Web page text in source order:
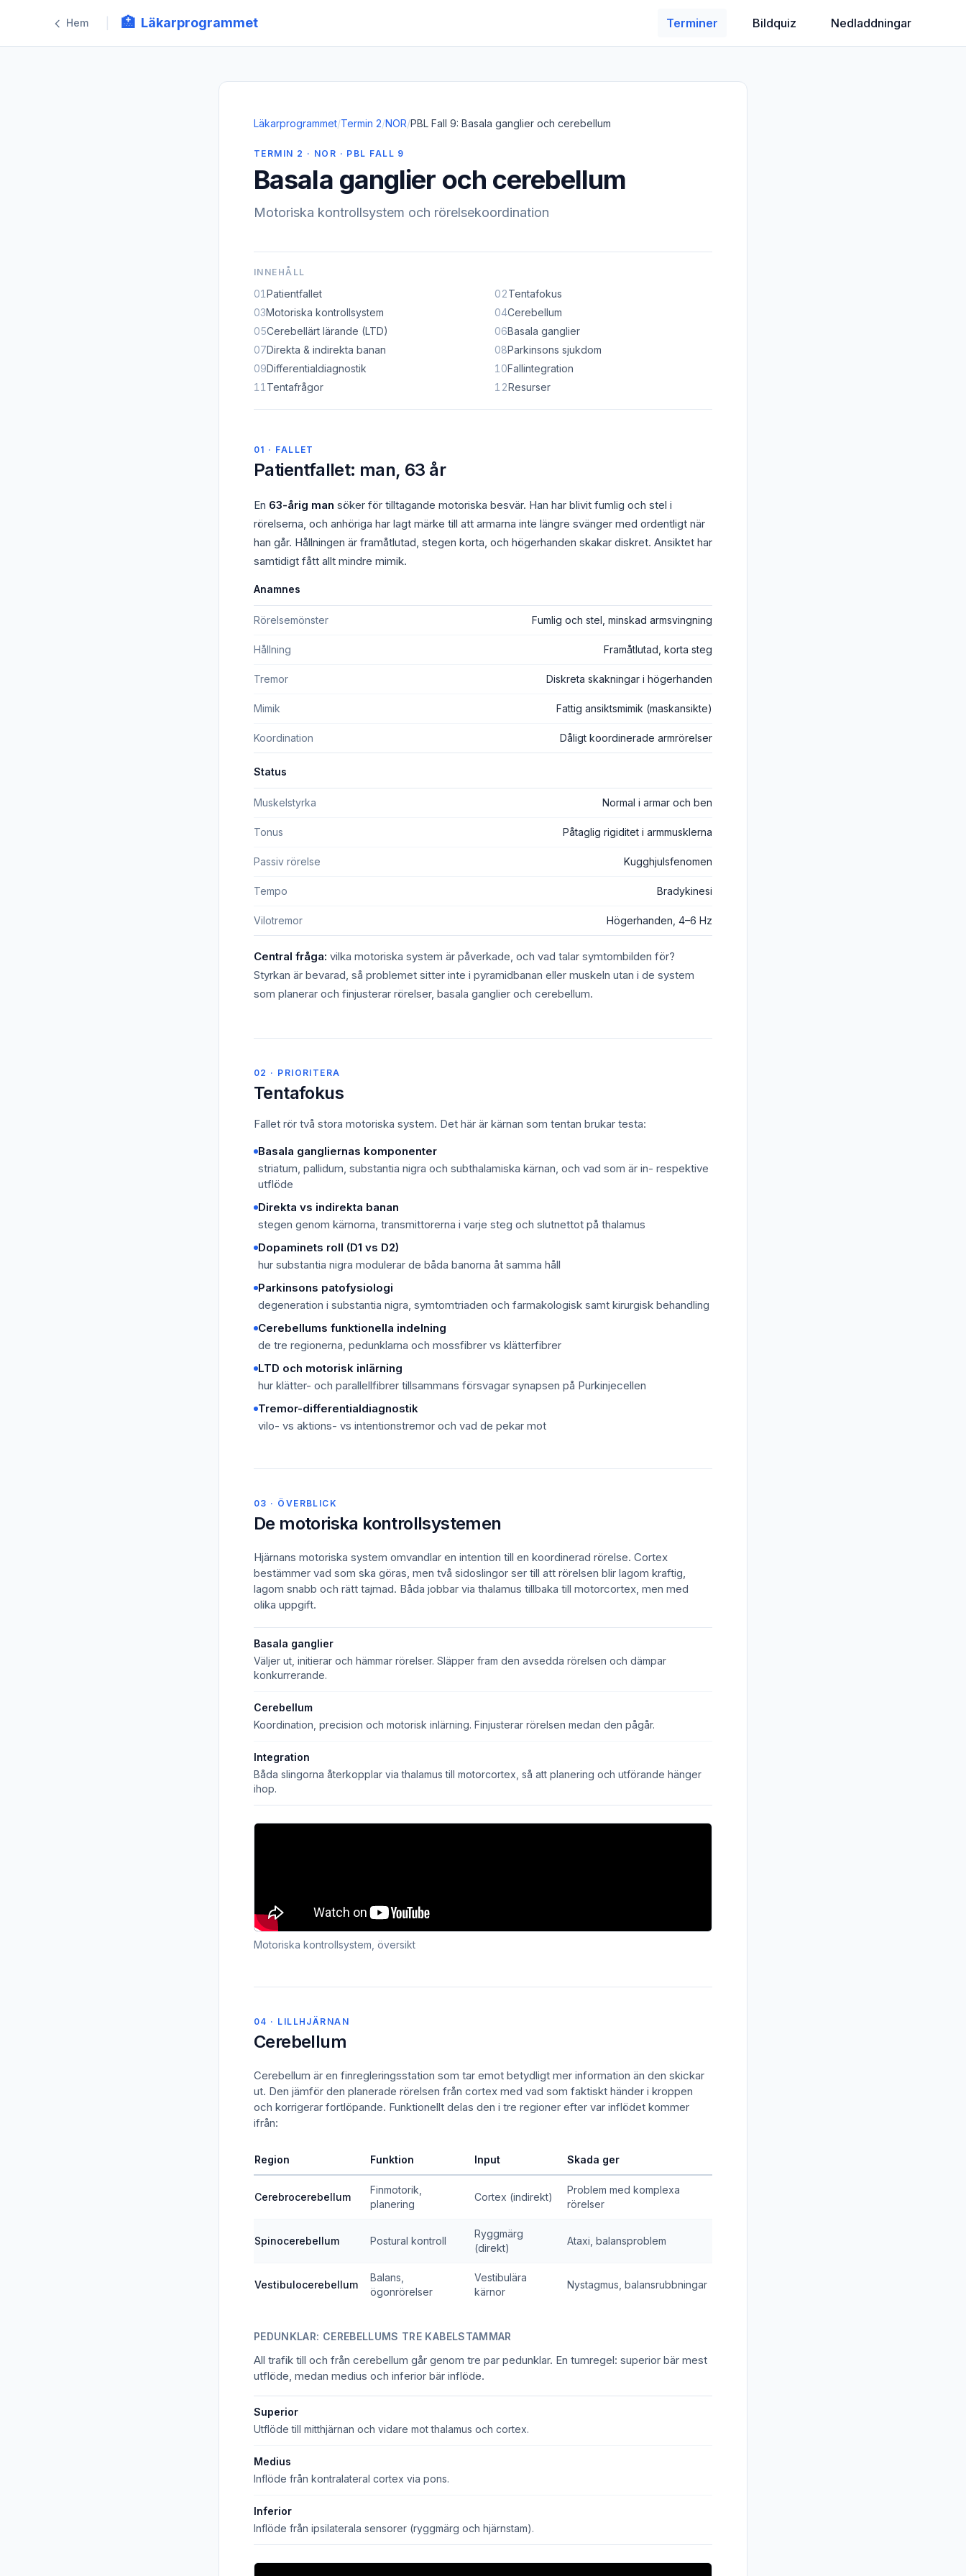
Hem 🏥 Läkarprogrammet Terminer Bildquiz Nedladdningar
Läkarprogrammet/Termin 2/NOR/PBL Fall 9: Basala ganglier och cerebellum
TERMIN 2 · NOR · PBL FALL 9
Basala ganglier och cerebellum
Motoriska kontrollsystem och rörelsekoordination
INNEHÅLL
01 Patientfallet 02Tentafokus
03Motoriska kontrollsystem 04Cerebellum
05Cerebellärt lärande (LTD) 06Basala ganglier
07Direkta & indirekta banan 08Parkinsons sjukdom
09Differentialdiagnostik 10Fallintegration
11 Tentafrågor 12Resurser
01 · FALLET
Patientfallet: man, 63 år
En 63-årig man söker för tilltagande motoriska besvär. Han har blivit fumlig och stel i
rörelserna, och anhöriga har lagt märke till att armarna inte längre svänger med ordentligt när
han går. Hållningen är framåtlutad, stegen korta, och högerhanden skakar diskret. Ansiktet har
samtidigt fått allt mindre mimik.
Anamnes
Rörelsemönster Fumlig och stel, minskad armsvingning
Hållning Framåtlutad, korta steg
Tremor Diskreta skakningar i högerhanden
Mimik Fattig ansiktsmimik (maskansikte)
Koordination Dåligt koordinerade armrörelser
Status
Muskelstyrka Normal i armar och ben
Tonus Påtaglig rigiditet i armmusklerna
Passiv rörelse Kugghjulsfenomen
Tempo Bradykinesi
Vilotremor Högerhanden, 4–6 Hz
Central fråga: vilka motoriska system är påverkade, och vad talar symtombilden för?
Styrkan är bevarad, så problemet sitter inte i pyramidbanan eller muskeln utan i de system
som planerar och finjusterar rörelser, basala ganglier och cerebellum.
02 · PRIORITERA
Tentafokus
Fallet rör två stora motoriska system. Det här är kärnan som tentan brukar testa:
Basala gangliernas komponenter
striatum, pallidum, substantia nigra och subthalamiska kärnan, och vad som är in- respektive
utflöde
Direkta vs indirekta banan
stegen genom kärnorna, transmittorerna i varje steg och slutnettot på thalamus
Dopaminets roll (D1 vs D2)
hur substantia nigra modulerar de båda banorna åt samma håll
Parkinsons patofysiologi
degeneration i substantia nigra, symtomtriaden och farmakologisk samt kirurgisk behandling
Cerebellums funktionella indelning
de tre regionerna, pedunklarna och mossfibrer vs klätterfibrer
LTD och motorisk inlärning
hur klätter- och parallellfibrer tillsammans försvagar synapsen på Purkinjecellen
Tremor-differentialdiagnostik
vilo- vs aktions- vs intentionstremor och vad de pekar mot
03 · ÖVERBLICK
De motoriska kontrollsystemen
Hjärnans motoriska system omvandlar en intention till en koordinerad rörelse. Cortex
bestämmer vad som ska göras, men två sidoslingor ser till att rörelsen blir lagom kraftig,
lagom snabb och rätt tajmad. Båda jobbar via thalamus tillbaka till motorcortex, men med
olika uppgift.
Basala ganglier
Väljer ut, initierar och hämmar rörelser. Släpper fram den avsedda rörelsen och dämpar
konkurrerande.
Cerebellum
Koordination, precision och motorisk inlärning. Finjusterar rörelsen medan den pågår.
Integration
Båda slingorna återkopplar via thalamus till motorcortex, så att planering och utförande hänger
ihop.
Motoriska kontrollsystem, översikt
04 · LILLHJÄRNAN
Cerebellum
Cerebellum är en finregleringsstation som tar emot betydligt mer information än den skickar
ut. Den jämför den planerade rörelsen från cortex med vad som faktiskt händer i kroppen
och korrigerar fortlöpande. Funktionellt delas den i tre regioner efter var inflödet kommer
ifrån:
Region Funktion Input Skada ger
Cerebrocerebellum
Finmotorik,
planering
Cortex (indirekt)
Problem med komplexa
rörelser
Spinocerebellum Postural kontroll
Ryggmärg
(direkt)
Ataxi, balansproblem
Vestibulocerebellum
Balans,
ögonrörelser
Vestibulära
kärnor
Nystagmus, balansrubbningar
PEDUNKLAR: CEREBELLUMS TRE KABELSTAMMAR
All trafik till och från cerebellum går genom tre par pedunklar. En tumregel: superior bär mest
utflöde, medan medius och inferior bär inflöde.
Superior
Utflöde till mitthjärnan och vidare mot thalamus och cortex.
Medius
Inflöde från kontralateral cortex via pons.
Inferior
Inflöde från ipsilaterala sensorer (ryggmärg och hjärnstam).